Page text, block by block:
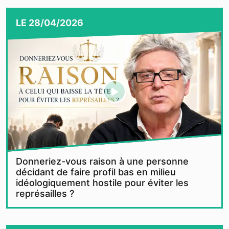
LE 28/04/2026
Donneriez-vous raison à une personne
décidant de faire profil bas en milieu
idéologiquement hostile pour éviter les
représailles ?